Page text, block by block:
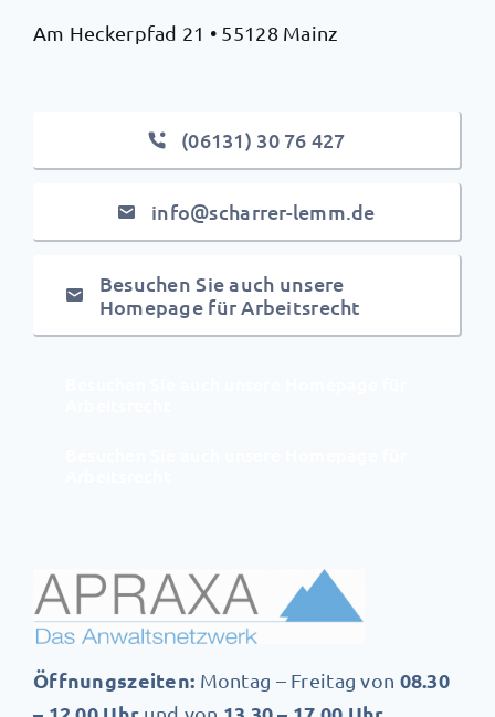
Am Heckerpfad 21 • 55128 Mainz
(06131) 30 76 427
info@scharrer-lemm.de
Besuchen Sie auch unsere
Homepage für Arbeitsrecht
Öffnungszeiten: Montag – Freitag von 08.30